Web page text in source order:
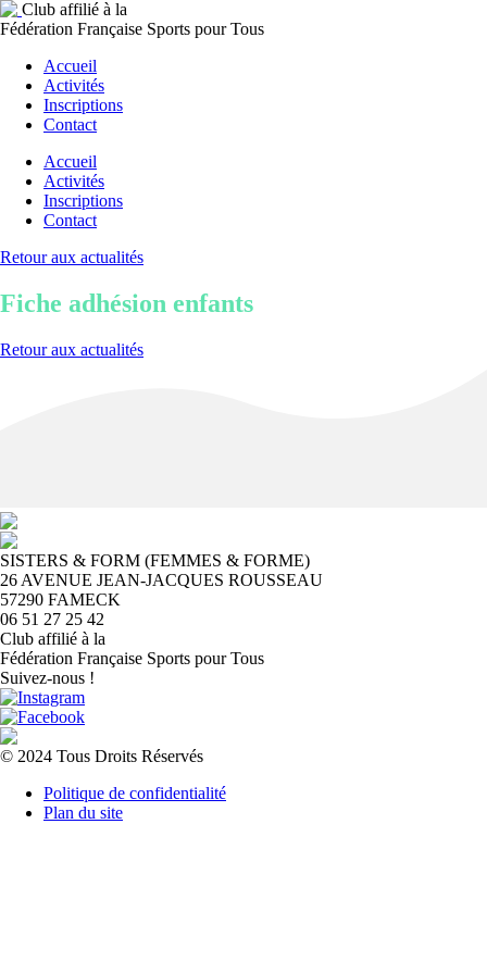
Club affilié à la
Fédération Française Sports pour Tous
Accueil
Activités
Inscriptions
Contact
Accueil
Activités
Inscriptions
Contact
Retour aux actualités
Fiche adhésion enfants
Retour aux actualités
SISTERS & FORM (FEMMES & FORME)
26 AVENUE JEAN-JACQUES ROUSSEAU
57290 FAMECK
06 51 27 25 42
Club affilié à la
Fédération Française Sports pour Tous
Suivez-nous !
© 2024 Tous Droits Réservés
Politique de confidentialité
Plan du site